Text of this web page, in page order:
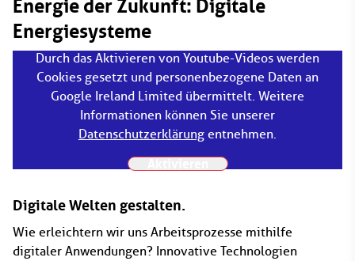
Energie der Zukunft: Digitale
Energiesysteme
Durch das Aktivieren von Youtube-Videos werden
Cookies gesetzt und personenbezogene Daten an
Google Ireland Limited übermittelt. Weitere
Informationen können Sie unserer
Datenschutzerklärung entnehmen.
Digitale Welten gestalten.
Wie erleichtern wir uns Arbeitsprozesse mithilfe
digitaler Anwendungen? Innovative Technologien